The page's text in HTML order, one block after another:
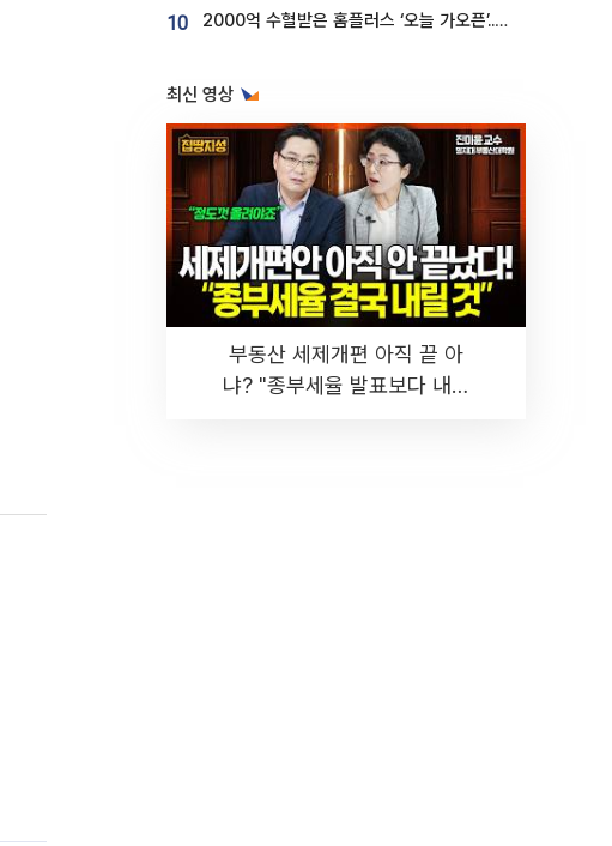
10 2000억 수혈받은 홈플러스 ‘오늘 가오픈’...13일 정식 개장 시험대
최신 영상
부동산 세제개편 아직 끝 아
냐? "종부세율 발표보다 내릴